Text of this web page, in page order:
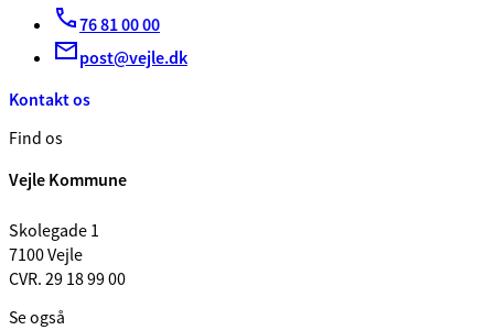
76 81 00 00
post@vejle.dk
Kontakt os
Find os
Vejle Kommune
Skolegade 1
7100 Vejle
CVR. 29 18 99 00
Se også